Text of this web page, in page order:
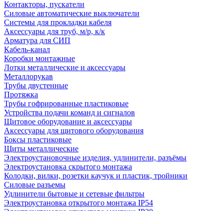
Контакторы, пускатели
Силовые автоматические выключатели
Системы для прокладки кабеля
Аксессуары для труб, м/р, к/к
Арматура для СИП
Кабель-канал
Коробки монтажные
Лотки металлические и аксессуары
Металлорукав
Трубы двустенные
Протяжка
Трубы гофрированные пластиковые
Устройства подачи команд и сигналов
Щитовое оборудование и аксессуары
Аксессуары для щитового оборудования
Боксы пластиковые
Щиты металлические
Электроустановочные изделия, удлинители, разъёмы
Электроустановка скрытого монтажа
Колодки, вилки, розетки каучук и пластик, тройники
Силовые разъемы
Удлинители бытовые и сетевые фильтры
Электроустановка открытого монтажа IP54